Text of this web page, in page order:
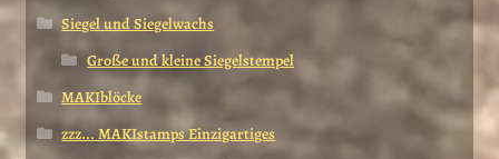
Siegel und Siegelwachs
Große und kleine Siegelstempel
MAKIblöcke
zzz... MAKIstamps Einzigartiges